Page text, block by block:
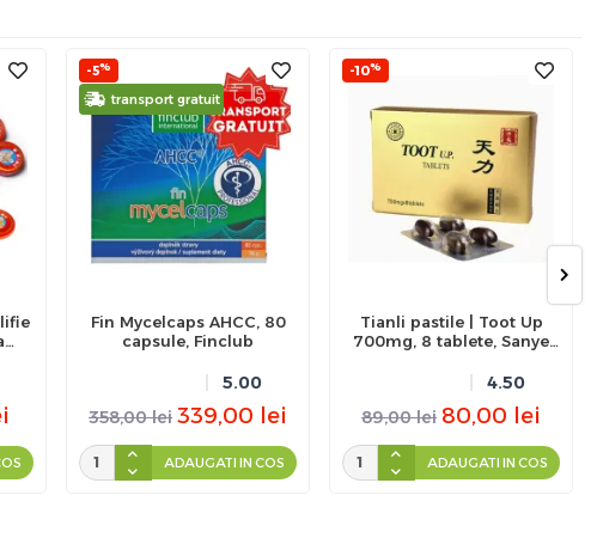
-5%
transport gratuit
Fin Mycelcaps AHCC, 80
capsule, Finclub
5.00
358,00 lei 339,00 lei
ADAUGATI IN COS
-10%
Tianli pastile | Toot Up
700mg, 8 tablete, Sanye
4.50
89,00 lei 80,00 lei
ADAUGATI IN COS